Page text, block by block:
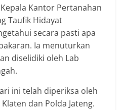
Kantor Pertanahan
Taufik Hidayat
secara pasti apa
Ia menuturkan
diselidiki oleh Lab
ini telah diperiksa oleh
dan Polda Jateng.